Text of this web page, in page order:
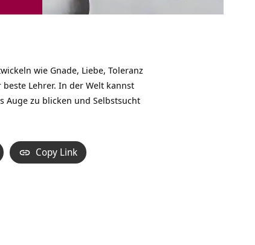
wie Gnade, Liebe, Toleranz
Lehrer. In der Welt kannst
Auge zu blicken und Selbstsucht
Copy Link